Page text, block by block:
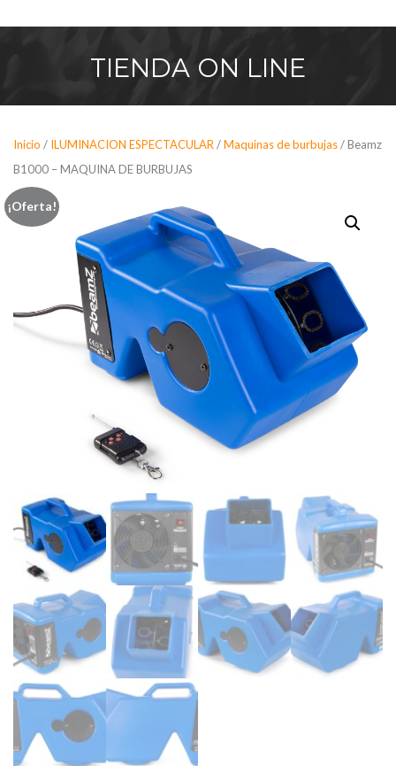
TIENDA ON LINE
Inicio / ILUMINACION ESPECTACULAR /Maquinas de burbujas/ Beamz
B1000 – MAQUINA DE BURBUJAS
¡Oferta!